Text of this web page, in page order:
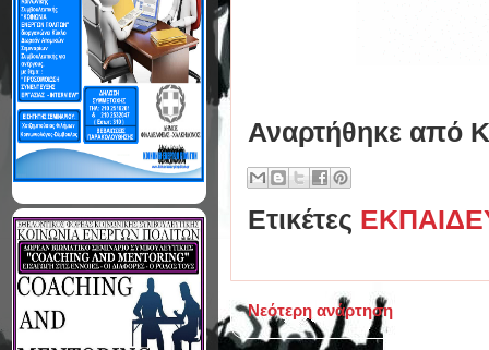
Αναρτήθηκε από
Ετικέτες
Νεότερη ανάρτηση